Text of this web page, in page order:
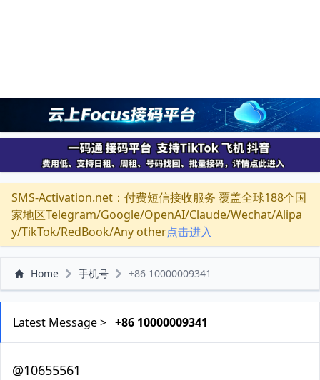
SMS-Activation.net：付费短信接收服务 覆盖全球188个国
家地区Telegram/Google/OpenAI/Claude/Wechat/Alipa
y/TikTok/RedBook/Any other点击进入
Home 手机号 +86 10000009341
Latest Message > +86 10000009341
@10655561